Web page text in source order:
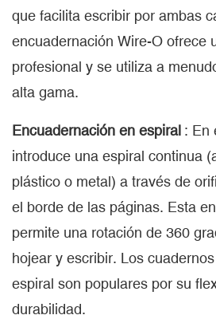
que facilita escribir por ambas
encuadernación Wire-O ofrece
profesional y se utiliza a
alta gama.
Encuadernación en espiral : En
introduce una espiral continua
plástico o metal) a través de
el borde de las páginas. Esta
permite una rotación de 360
hojear y escribir. Los
espiral son populares por su
durabilidad.